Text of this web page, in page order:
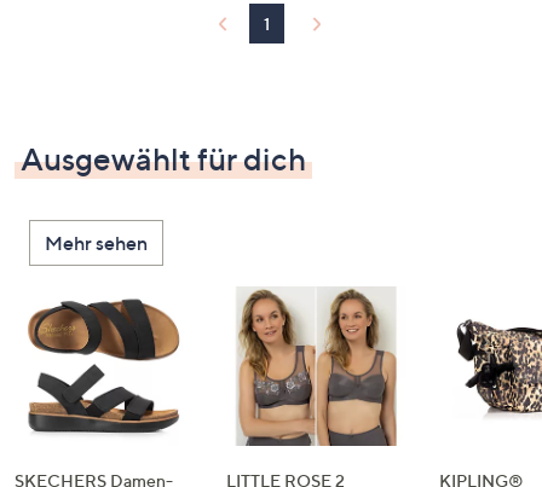
1
Ausgewählt für dich
Mehr sehen
SKECHERS Damen- LITTLE ROSE 2 KIPLING®